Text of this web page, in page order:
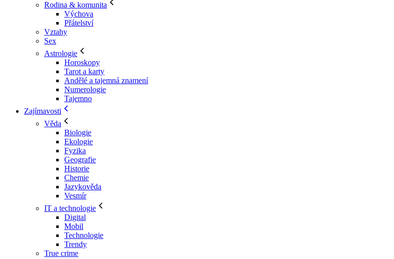
Rodina & komunita
Výchova
Přátelství
Vztahy
Sex
Astrologie
Horoskopy
Tarot a karty
Andělé a tajemná znamení
Numerologie
Tajemno
Zajímavosti
Věda
Biologie
Ekologie
Fyzika
Geografie
Historie
Chemie
Jazykověda
Vesmír
IT a technologie
Digital
Mobil
Technologie
Trendy
True crime